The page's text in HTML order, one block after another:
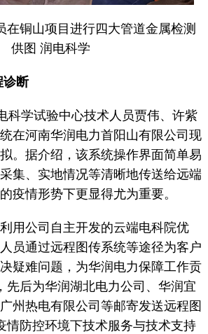
在铜山项目进行四大管道金属检测
供图 润电科学
断
学试验中心技术人员贾伟、许紫
在河南华润电力首阳山有限公司现
。据介绍，该系统操作界面简单易
集、实地情况等清晰地传送给远端
疫情形势下更显得尤为重要。
公司自主开发的云端电科院优
员通过远程图传系统等途径为客户
疑难问题，为华润电力保障工作贡
先后为华润湖北电力公司、华润宜
州热电有限公司等邮寄发送远程图
情防控环境下技术服务与技术支持